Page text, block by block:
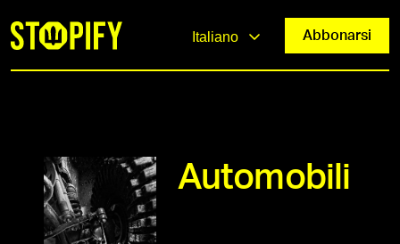
Italiano Abbonarsi
Automobili